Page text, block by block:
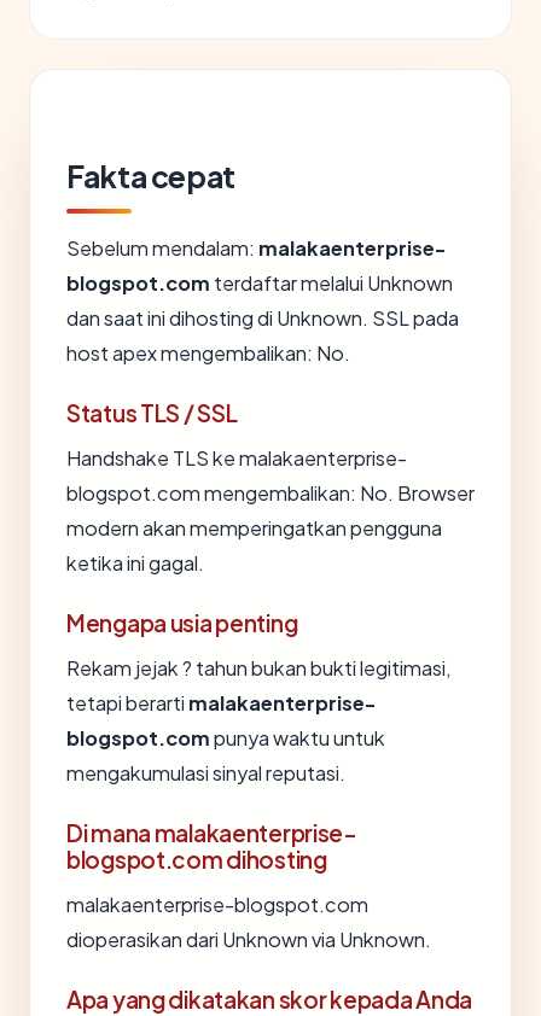
Fakta cepat
Sebelum mendalam: malakaenterprise-
blogspot.com terdaftar melalui Unknown
dan saat ini dihosting di Unknown. SSL pada
host apex mengembalikan: No.
Status TLS / SSL
Handshake TLS ke malakaenterprise-
blogspot.com mengembalikan: No. Browser
modern akan memperingatkan pengguna
ketika ini gagal.
Mengapa usia penting
Rekam jejak ? tahun bukan bukti legitimasi,
tetapi berarti malakaenterprise-
blogspot.compunya waktu untuk
mengakumulasi sinyal reputasi.
Di mana malakaenterprise-
blogspot.com dihosting
malakaenterprise-blogspot.com
dioperasikan dari Unknown via Unknown.
Apa yang dikatakan skor kepada Anda